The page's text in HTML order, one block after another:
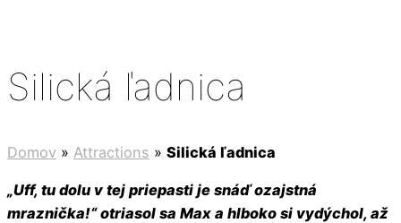
Silická ľadnica
Domov » Attractions » Silická ľadnica
„Uff, tu dolu v tej priepasti je snáď ozajstná
mraznička!“ otriasol sa Max a hlboko si vydýchol, až